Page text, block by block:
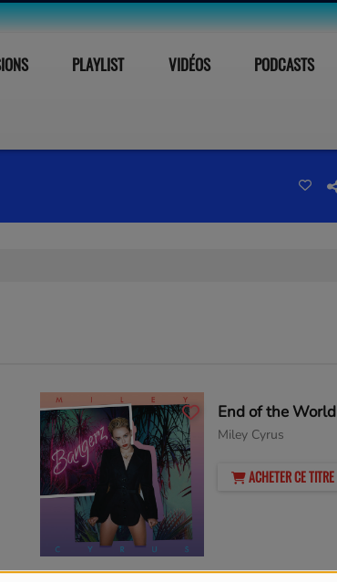
PLAYLIST VIDÉOS PODCASTS
End of the World
Miley Cyrus
ACHETER CE TITRE